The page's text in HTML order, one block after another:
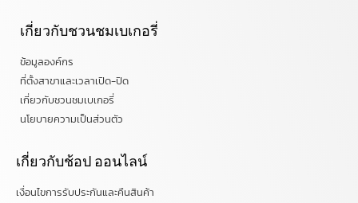
เกี่ยวกับชวนชมเบเกอรี่
ข้อมูลองค์กร
ที่ตั้งสาขาและเวลาเปิด-ปิด
เกี่ยวกับชวนชมเบเกอรี่
นโยบายความเป็นส่วนตัว
เกี่ยวกับช้อป ออนไลน์
เงื่อนไขการรับประกันและคืนสินค้า